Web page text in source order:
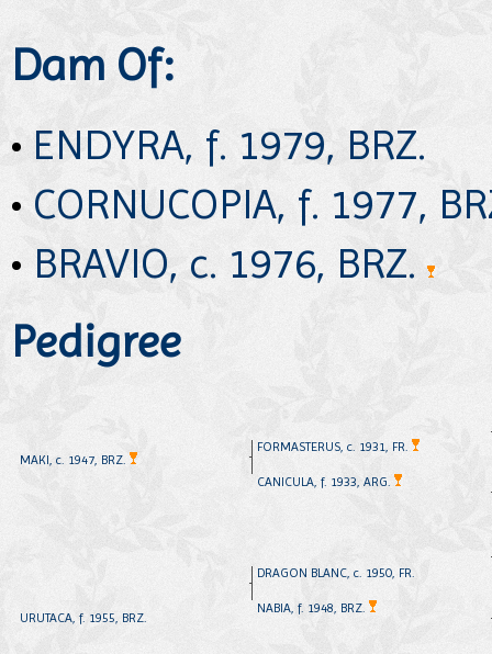
Dam Of:
• ENDYRA, f. 1979, BRZ.
• CORNUCOPIA, f. 1977,
• BRAVIO, c. 1976, BRZ.
Pedigree
MAKI, c. 1947, BRZ.
URUTACA, f. 1955, BRZ.
FORMASTERUS, c. 1931, FR.
CANICULA, f. 1933, ARG.
DRAGON BLANC, c. 1950, FR.
NABIA, f. 1948, BRZ.